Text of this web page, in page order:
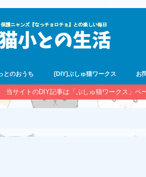
とのおうち [DIY]ぷしゅ猫ワークス お
サイトのDIY記事は「ぷしゅ猫ワークス」ペ